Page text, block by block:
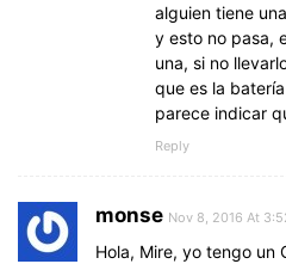
alguien tiene
y esto no pasa,
una, si no
que es la
parece indicar
Reply
monse Nov 8, 2016 At
Hola, Mire, yo tengo un